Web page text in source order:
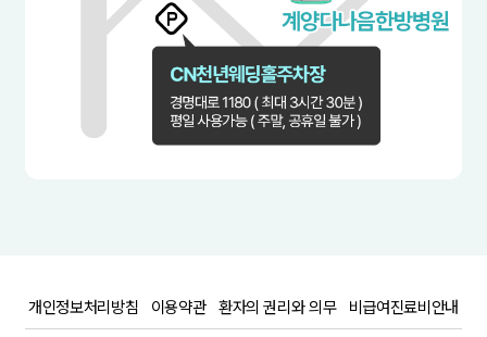
개인정보처리방침 이용약관 환자의 권리와 의무 비급여진료비안내